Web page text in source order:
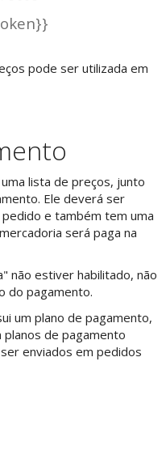
pode ser utilizada em
lista de preços, junto
Ele deverá ser
e também tem uma
será paga na
não estiver habilitado, não
do pagamento.
um plano de pagamento,
de pagamento
enviados em pedidos